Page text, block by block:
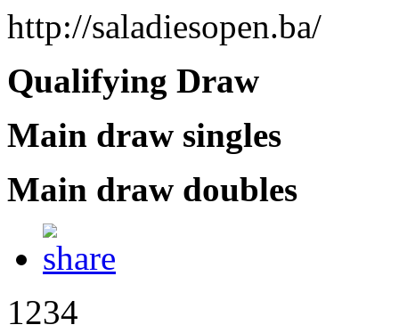
http://saladiesopen.ba/
Qualifying Draw
Main draw singles
Main draw doubles
1234